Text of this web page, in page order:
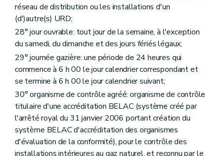
Art. 169
Section 3.5
Art. 170
Art. 171
Section 3.6 Allocation et réconciliation
Art. 172
Art. 173
Art. 174
Section 3.7 Données de mesure ou de comptage à mettre à disposition dans le cas de profils d'utilisation mesurés
Art. 175
Art. 176
Section 3.8 Données de mesure ou de comptage, d'allocation et de réconciliation à mettre à disposition dans le cas de profils de consommation calculés
Art. 177
Art. 178
Art. 179
Art. 180
réseau de distribution ou les installations d'un
(d')autre(s) URD;
28° jour ouvrable: tout jour de la semaine, à l'exception
du samedi, du dimanche et des jours fériés légaux;
29° journée gazière: une période de 24 heures qui
commence à 6 h 00 le jour calendrier correspondant et
se termine à 6 h 00 le jour calendrier suivant;
30° organisme de contrôle agréé: organisme de contrôle
titulaire d'une accréditation BELAC (système créé par
l'arrêté royal du 31 janvier 2006 portant création du
système BELAC d'accréditation des organismes
d'évaluation de la conformité), pour le contrôle des
installations intérieures au gaz naturel, et reconnu par le